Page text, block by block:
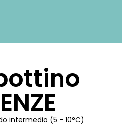
intermedio (5 – 10°C)